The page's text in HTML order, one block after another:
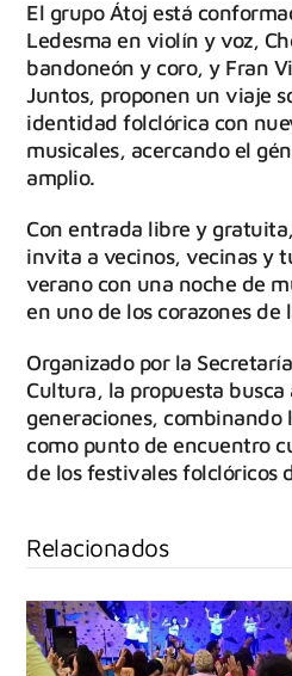
El grupo Átoj está
Ledesma en violín y voz,
bandoneón y coro, y Fran
Juntos, proponen un viaje
identidad folclórica con
musicales, acercando el
amplio.
Con entrada libre y
invita a vecinos, vecinas y
verano con una noche de
en uno de los corazones de
Organizado por la
Cultura, la propuesta
generaciones, combinando
como punto de encuentro
de los festivales folclóricos
Relacionados